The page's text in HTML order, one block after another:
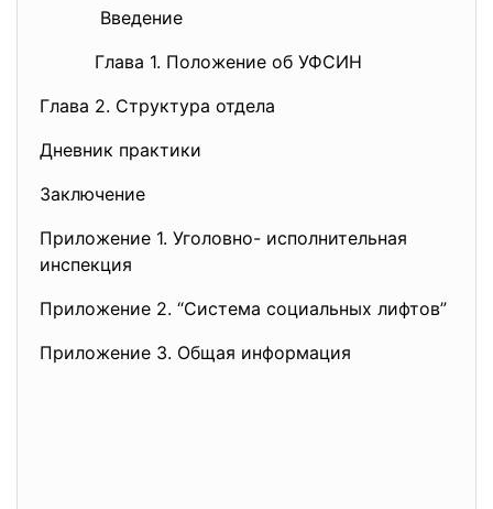
Введение
Глава 1. Положение об УФСИН
Глава 2. Структура отдела
Дневник практики
Заключение
Приложение 1. Уголовно- исполнительная
инспекция
Приложение 2. “Система социальных лифтов”
Приложение 3. Общая информация